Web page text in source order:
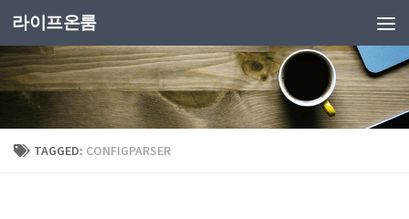
라이프온룸
TAGGED: CONFIGPARSER